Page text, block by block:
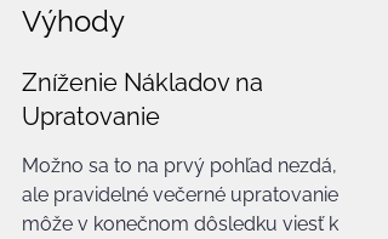
Výhody
Zníženie Nákladov na
Upratovanie
Možno sa to na prvý pohľad nezdá,
ale pravidelné večerné upratovanie
môže v konečnom dôsledku viesť k